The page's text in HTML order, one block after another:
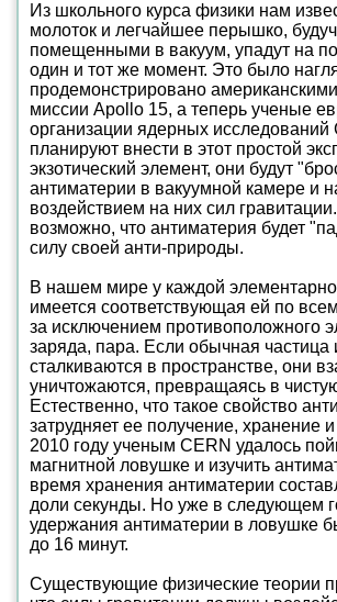
Из школьного курса физики нам
молоток и легчайшее перышко,
помещенными в вакуум, упадут на
один и тот же момент. Это было
продемонстрировано
миссии Apollo 15, а теперь ученые
организации ядерных исследований
планируют внести в этот простой
экзотический элемент, они будут
антиматерии в вакуумной камере и
воздействием на них сил
возможно, что антиматерия будет
силу своей анти-природы.
В нашем мире у каждой
имеется соответствующая ей по
за исключением противоположного
заряда, пара. Если обычная частица
сталкиваются в пространстве, они
уничтожаются, превращаясь в
Естественно, что такое свойство
затрудняет ее получение, хранение
2010 году ученым CERN удалось
магнитной ловушке и изучить
время хранения антиматерии
доли секунды. Но уже в следующем
удержания антиматерии в ловушке
до 16 минут.
Существующие физические теории